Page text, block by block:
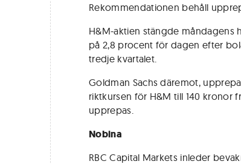
Rekommendationen behåll
H&M-aktien stängde måndagens
på 2,8 procent för dagen efter
tredje kvartalet.
Goldman Sachs däremot,
riktkursen för H&M till 140 kronor
upprepas.
Nobina
RBC Capital Markets inleder